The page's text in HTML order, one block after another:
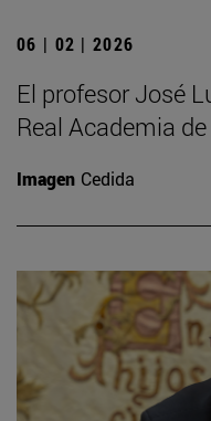
06 | 02 | 2026
El profesor José
Real Academia
Imagen Cedida